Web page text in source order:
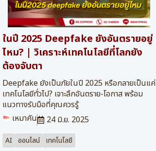
ในปี 2025 Deepfake ยังอันตรายอยู่
ไหม? | วิเคราะห์เทคโนโลยีที่โลกยัง
ต้องจับตา
Deepfake ยังเป็นภัยในปี 2025 หรือกลายเป็นแค่
เทคโนโลยีทั่วไป? เจาะลึกอันตราย-โอกาส พร้อม
แนวทางรับมือที่คุณควรรู้
เหมาคัน
24 มิ.ย. 2025
AI ออนไลน์ เทคโนโลยี